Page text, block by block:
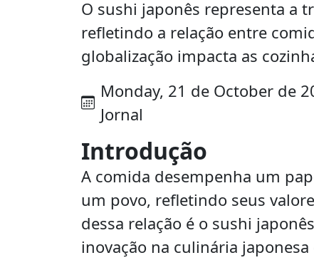
O sushi japonês representa a
refletindo a relação entre
globalização impacta as
Monday, 21 de October de
Jornal
Introdução
A comida desempenha um
um povo, refletindo seus
dessa relação é o sushi
inovação na culinária